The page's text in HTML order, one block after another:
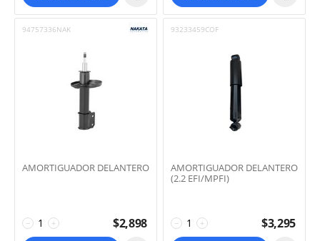
94757336NAK
AMORTIGUADOR DELANTERO
+
− $2,898
93233459COF
AMORTIGUADOR DELANTERO
(2.2 EFI/MPFI)
+
− $3,295